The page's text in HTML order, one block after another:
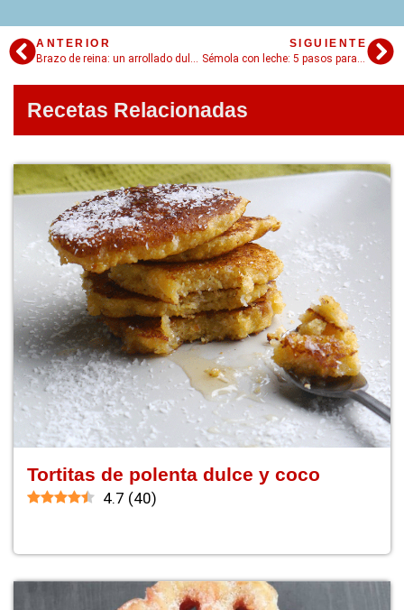
ANTERIOR
Brazo de reina: un arrollado dulce con 6 ideas para disfrutarlo
SIGUIENTE
Sémola con leche: 5 pasos para una receta bien sencilla
Recetas Relacionadas
Tortitas de polenta dulce y coco
4.7 (40)